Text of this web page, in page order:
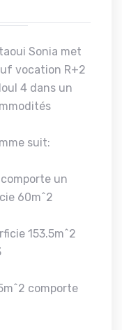
Sonia met
vocation R+2
4 dans un
suit:
un
60m^2
153.5m^2
comporte